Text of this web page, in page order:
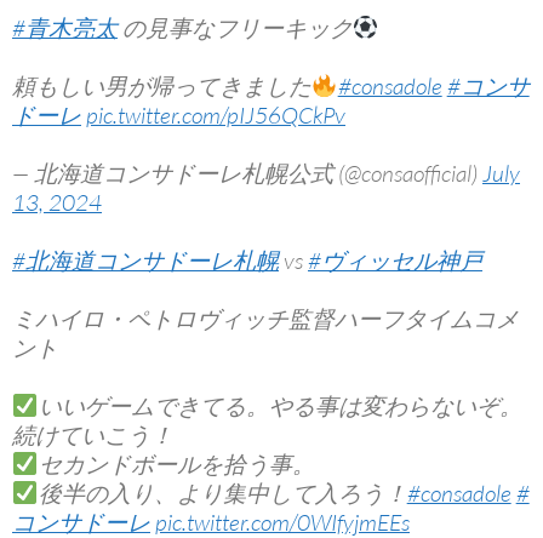
#青木亮太の見事なフリーキック
頼もしい男が帰ってきました
#consadole #コンサ
ドーレ pic.twitter.com/pIJ56QCkPv
— 北海道コンサドーレ札幌公式 (@consaofficial) July
13, 2024
#北海道コンサドーレ札幌vs#ヴィッセル神戸
ミハイロ・ペトロヴィッチ監督ハーフタイムコメ
ント
いいゲームできてる。やる事は変わらないぞ。
続けていこう！
セカンドボールを拾う事。
後半の入り、より集中して入ろう！ #consadole #
コンサドーレ pic.twitter.com/0WIfyjmEEs